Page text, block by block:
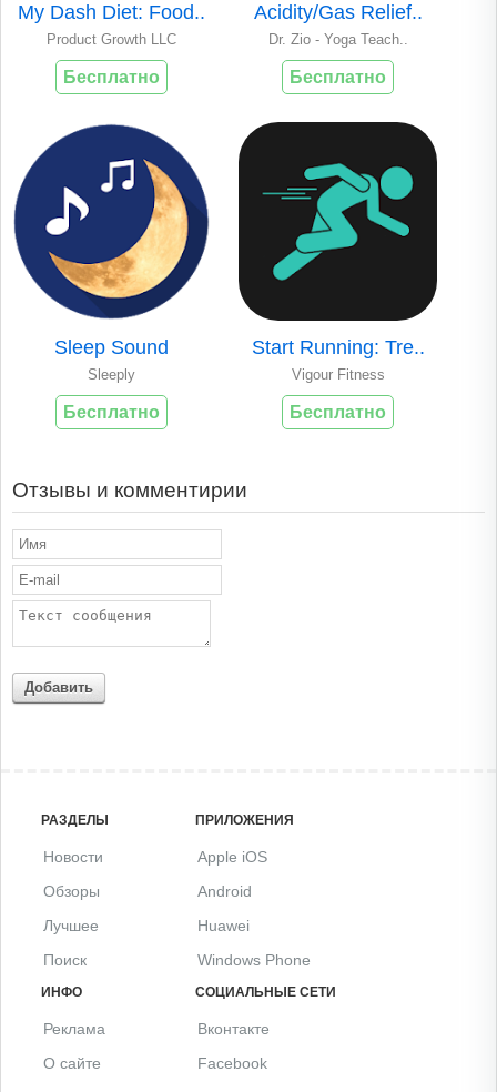
My Dash Diet: Food..
Product Growth LLC
Бесплатно
Acidity/Gas Relief..
Dr. Zio - Yoga Teach..
Бесплатно
Sleep Sound
Sleeply
Бесплатно
Start Running: Tre..
Vigour Fitness
Бесплатно
Отзывы и комментирии
Добавить
РАЗДЕЛЫ
Новости
Обзоры
Лучшее
Поиск
ПРИЛОЖЕНИЯ
Apple iOS
Android
Huawei
Windows Phone
ИНФО
Реклама
О сайте
СОЦИАЛЬНЫЕ СЕТИ
Вконтакте
Facebook